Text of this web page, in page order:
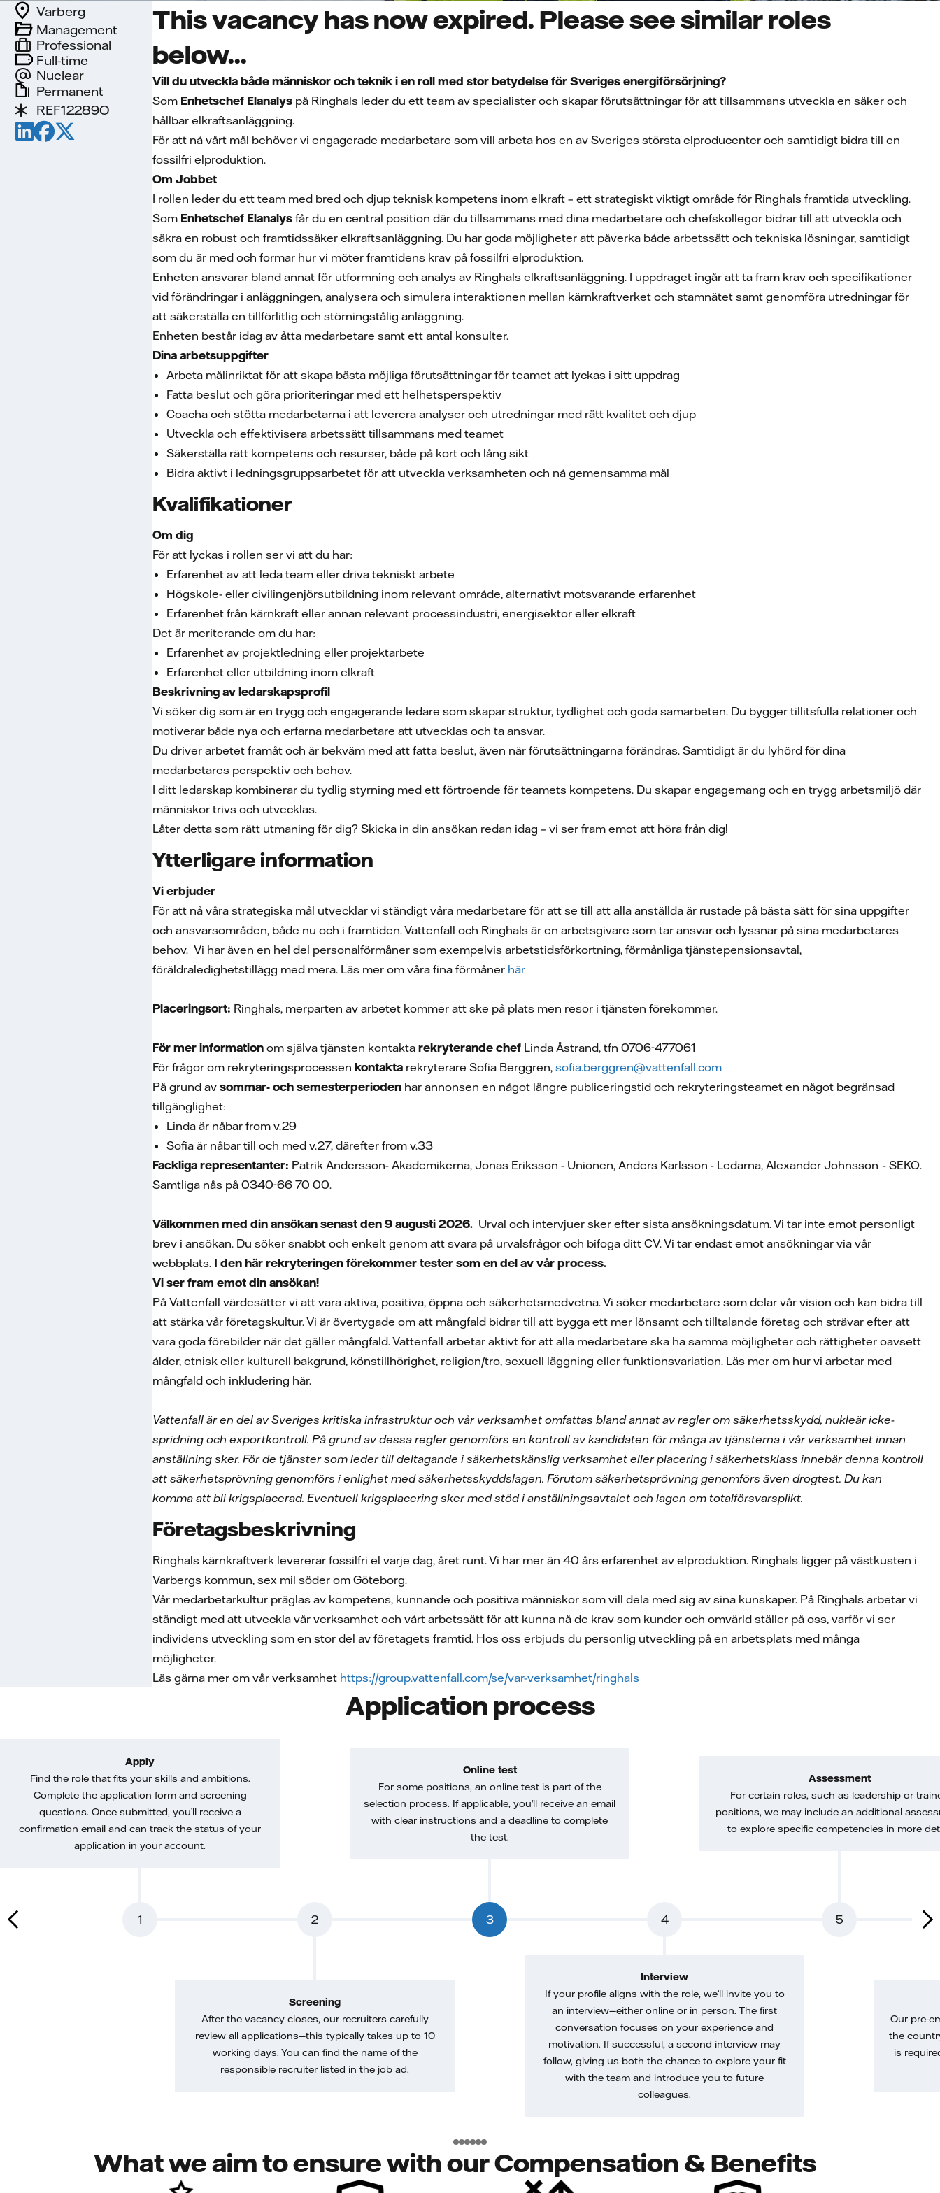
Full-time
Nuclear
Management
Varberg
Professional
Permanent
REF12289O
This vacancy has now expired. Please see similar roles
below...
Vill du utveckla både människor och teknik i en roll med stor betydelse för Sveriges energiförsörjning?
Som Enhetschef Elanalys på Ringhals leder du ett team av specialister och skapar förutsättningar för att tillsammans utveckla en säker och
hållbar elkraftsanläggning.
För att nå vårt mål behöver vi engagerade medarbetare som vill arbeta hos en av Sveriges största elproducenter och samtidigt bidra till en
fossilfri elproduktion.
Om Jobbet
I rollen leder du ett team med bred och djup teknisk kompetens inom elkraft – ett strategiskt viktigt område för Ringhals framtida utveckling.
Som Enhetschef Elanalys får du en central position där du tillsammans med dina medarbetare och chefskollegor bidrar till att utveckla och
säkra en robust och framtidssäker elkraftsanläggning. Du har goda möjligheter att påverka både arbetssätt och tekniska lösningar, samtidigt
som du är med och formar hur vi möter framtidens krav på fossilfri elproduktion.
Enheten ansvarar bland annat för utformning och analys av Ringhals elkraftsanläggning. I uppdraget ingår att ta fram krav och specifikationer
vid förändringar i anläggningen, analysera och simulera interaktionen mellan kärnkraftverket och stamnätet samt genomföra utredningar för
att säkerställa en tillförlitlig och störningstålig anläggning.
Enheten består idag av åtta medarbetare samt ett antal konsulter.
Dina arbetsuppgifter
Arbeta målinriktat för att skapa bästa möjliga förutsättningar för teamet att lyckas i sitt uppdrag
Fatta beslut och göra prioriteringar med ett helhetsperspektiv
Coacha och stötta medarbetarna i att leverera analyser och utredningar med rätt kvalitet och djup
Utveckla och effektivisera arbetssätt tillsammans med teamet
Säkerställa rätt kompetens och resurser, både på kort och lång sikt
Bidra aktivt i ledningsgruppsarbetet för att utveckla verksamheten och nå gemensamma mål
Kvalifikationer
Om dig
För att lyckas i rollen ser vi att du har:
Erfarenhet av att leda team eller driva tekniskt arbete
Högskole- eller civilingenjörsutbildning inom relevant område, alternativt motsvarande erfarenhet
Erfarenhet från kärnkraft eller annan relevant processindustri, energisektor eller elkraft
Det är meriterande om du har:
Erfarenhet av projektledning eller projektarbete
Erfarenhet eller utbildning inom elkraft
Beskrivning av ledarskapsprofil
Vi söker dig som är en trygg och engagerande ledare som skapar struktur, tydlighet och goda samarbeten. Du bygger tillitsfulla relationer och
motiverar både nya och erfarna medarbetare att utvecklas och ta ansvar.
Du driver arbetet framåt och är bekväm med att fatta beslut, även när förutsättningarna förändras. Samtidigt är du lyhörd för dina
medarbetares perspektiv och behov.
I ditt ledarskap kombinerar du tydlig styrning med ett förtroende för teamets kompetens. Du skapar engagemang och en trygg arbetsmiljö där
människor trivs och utvecklas.
Låter detta som rätt utmaning för dig? Skicka in din ansökan redan idag – vi ser fram emot att höra från dig!
Ytterligare information
Vi erbjuder
För att nå våra strategiska mål utvecklar vi ständigt våra medarbetare för att se till att alla anställda är rustade på bästa sätt för sina uppgifter
och ansvarsområden, både nu och i framtiden. Vattenfall och Ringhals är en arbetsgivare som tar ansvar och lyssnar på sina medarbetares
behov. Vi har även en hel del personalförmåner som exempelvis arbetstidsförkortning, förmånliga tjänstepensionsavtal,
föräldraledighetstillägg med mera. Läs mer om våra fina förmåner här
Placeringsort: Ringhals, merparten av arbetet kommer att ske på plats men resor i tjänsten förekommer.
För mer information om själva tjänsten kontakta rekryterande chef Linda Åstrand, tfn 0706-477061
För frågor om rekryteringsprocessen kontakta rekryterare Sofia Berggren, sofia.berggren@vattenfall.com
På grund av sommar- och semesterperioden har annonsen en något längre publiceringstid och rekryteringsteamet en något begränsad
tillgänglighet:
Linda är nåbar from v.29
Sofia är nåbar till och med v.27, därefter from v.33
Fackliga representanter: Patrik Andersson- Akademikerna, Jonas Eriksson - Unionen, Anders Karlsson - Ledarna, Alexander Johnsson - SEKO.
Samtliga nås på 0340-66 70 00.
Välkommen med din ansökan senast den 9 augusti 2026. Urval och intervjuer sker efter sista ansökningsdatum. Vi tar inte emot personligt
brev i ansökan. Du söker snabbt och enkelt genom att svara på urvalsfrågor och bifoga ditt CV. Vi tar endast emot ansökningar via vår
webbplats. I den här rekryteringen förekommer tester som en del av vår process.
Vi ser fram emot din ansökan!
På Vattenfall värdesätter vi att vara aktiva, positiva, öppna och säkerhetsmedvetna. Vi söker medarbetare som delar vår vision och kan bidra till
att stärka vår företagskultur. Vi är övertygade om att mångfald bidrar till att bygga ett mer lönsamt och tilltalande företag och strävar efter att
vara goda förebilder när det gäller mångfald. Vattenfall arbetar aktivt för att alla medarbetare ska ha samma möjligheter och rättigheter oavsett
ålder, etnisk eller kulturell bakgrund, könstillhörighet, religion/tro, sexuell läggning eller funktionsvariation. Läs mer om hur vi arbetar med
mångfald och inkludering här.
Vattenfall är en del av Sveriges kritiska infrastruktur och vår verksamhet omfattas bland annat av regler om säkerhetsskydd, nukleär icke-
spridning och exportkontroll. På grund av dessa regler genomförs en kontroll av kandidaten för många av tjänsterna i vår verksamhet innan
anställning sker. För de tjänster som leder till deltagande i säkerhetskänslig verksamhet eller placering i säkerhetsklass innebär denna kontroll
att säkerhetsprövning genomförs i enlighet med säkerhetsskyddslagen. Förutom säkerhetsprövning genomförs även drogtest. Du kan
komma att bli krigsplacerad. Eventuell krigsplacering sker med stöd i anställningsavtalet och lagen om totalförsvarsplikt.
Företagsbeskrivning
Ringhals kärnkraftverk levererar fossilfri el varje dag, året runt. Vi har mer än 40 års erfarenhet av elproduktion. Ringhals ligger på västkusten i
Varbergs kommun, sex mil söder om Göteborg.
Vår medarbetarkultur präglas av kompetens, kunnande och positiva människor som vill dela med sig av sina kunskaper. På Ringhals arbetar vi
ständigt med att utveckla vår verksamhet och vårt arbetssätt för att kunna nå de krav som kunder och omvärld ställer på oss, varför vi ser
individens utveckling som en stor del av företagets framtid. Hos oss erbjuds du personlig utveckling på en arbetsplats med många
möjligheter.
Läs gärna mer om vår verksamhet https://group.vattenfall.com/se/var-verksamhet/ringhals
Application process
1
Apply
Find the role that fits your skills and ambitions.
Complete the application form and screening
questions. Once submitted, you’ll receive a
confirmation email and can track the status of your
application in your account.
2
Screening
After the vacancy closes, our recruiters carefully
review all applications—this typically takes up to 10
working days. You can find the name of the
responsible recruiter listed in the job ad.
3
Online test
For some positions, an online test is part of the
selection process. If applicable, you'll receive an email
with clear instructions and a deadline to complete
the test.
4
Interview
If your profile aligns with the role, we’ll invite you to
an interview—either online or in person. The first
conversation focuses on your experience and
motivation. If successful, a second interview may
follow, giving us both the chance to explore your fit
with the team and introduce you to future
colleagues.
5
Assessment
For certain roles, such as leadership or
positions, we may include an additional
to explore specific competencies in more
Our pre-
the
is
What we aim to ensure with our Compensation & Benefits